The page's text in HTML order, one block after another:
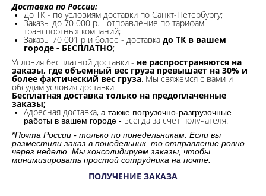
Доставка по России:
До ТК - по условиям доставки по Санкт-Петербургу;
Заказы до 70 000 р. - отправление по тарифам
транспортных компаний;
Заказы 70 001 р и более - доставка до ТК в вашем
городе - БЕСПЛАТНО;
Условия бесплатной доставки - не распространяются на
заказы, где объемный вес груза превышает на 30% и
более фактический вес груза. Мы свяжемся с вами и
обсудим условия доставки.
Бесплатная доставка только на предоплаченные
заказы;
Адресная доставка, а также погрузочно-разгрузочные
работы в вашем городе - всегда за счет получателя.
*Почта России - только по понедельникам. Если вы
разместили заказ в понедельник, то отправление ровно
через неделю. Мы консолидируем заказы, чтобы
минимизировать простой сотрудника на почте.
ПОЛУЧЕНИЕ ЗАКАЗА